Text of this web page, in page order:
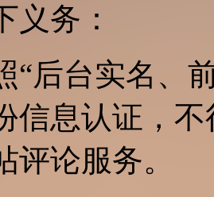
义务：
“后台实名、
信息认证，
评论服务。